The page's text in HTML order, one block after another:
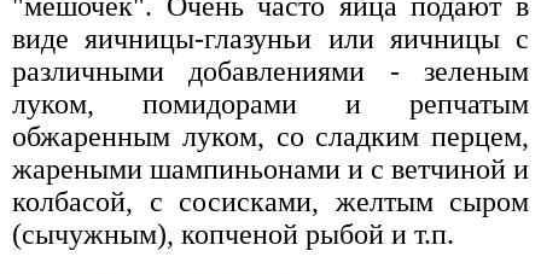
виде яичницы-глазуньи или яичницы с
различными добавлениями - зеленым
луком, помидорами и репчатым
обжаренным луком, со сладким перцем,
жареными шампиньонами и с ветчиной и
колбасой, с сосисками, желтым сыром
(сычужным), копченой рыбой и т.п.